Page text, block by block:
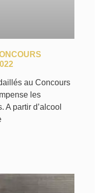
au Concours
les
A partir d’alcool